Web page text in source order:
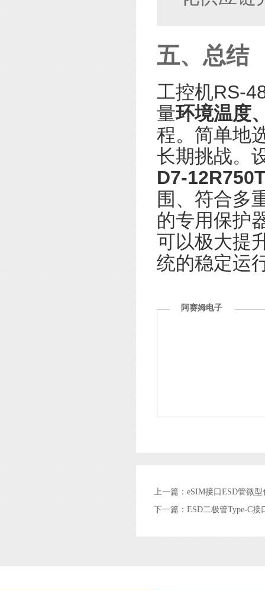
五、总结
工控机RS-
量环境温度
程。简单地
长期挑战。
D7-
围、符合多
的专用保护
可以极大提
统的稳定运
阿赛姆电子
上一篇： eSIM接口ESD管微
下一篇： ESD二极管Type‑C